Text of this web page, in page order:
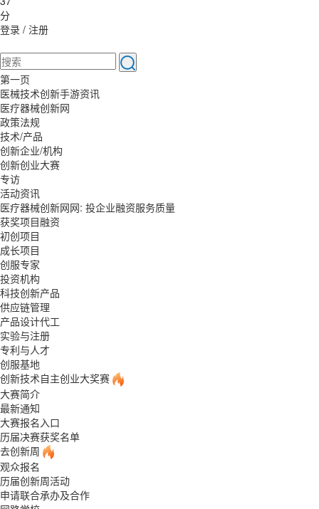
分
登录 / 注册
第一页
医械技术创新手游资讯
医疗器械创新网
政策法规
技术/产品
创新企业/机构
创新创业大赛
专访
活动资讯
医疗器械创新网网: 投企业融资服务质量
获奖项目融资
初创项目
成长项目
创服专家
投资机构
科技创新产品
供应链管理
产品设计代工
实验与注册
专利与人才
创服基地
创新技术自主创业大奖赛
大赛简介
最新通知
大赛报名入口
历届决赛获奖名单
去创新周
观众报名
历届创新周活动
申请联合承办及合作